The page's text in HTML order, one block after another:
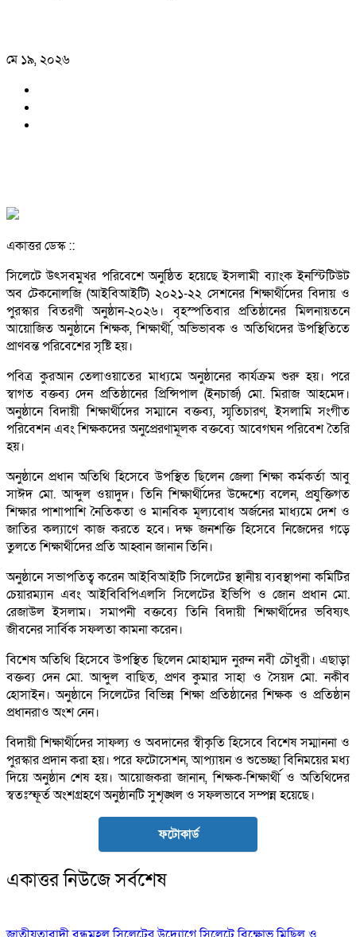
মে ১৯, ২০২৬
একাত্তর ডেস্ক ::
সিলেটে উৎসবমুখর পরিবেশে অনুষ্ঠিত হয়েছে ইসলামী ব্যাংক ইনস্টিটিউট
অব টেকনোলজি (আইবিআইটি) ২০২১-২২ সেশনের শিক্ষার্থীদের বিদায় ও
পুরস্কার বিতরণী অনুষ্ঠান-২০২৬। বৃহস্পতিবার প্রতিষ্ঠানের মিলনায়তনে
আয়োজিত অনুষ্ঠানে শিক্ষক, শিক্ষার্থী, অভিভাবক ও অতিথিদের উপস্থিতিতে
প্রাণবন্ত পরিবেশের সৃষ্টি হয়।
পবিত্র কুরআন তেলাওয়াতের মাধ্যমে অনুষ্ঠানের কার্যক্রম শুরু হয়। পরে
স্বাগত বক্তব্য দেন প্রতিষ্ঠানের প্রিন্সিপাল (ইনচার্জ) মো. মিরাজ আহমেদ।
অনুষ্ঠানে বিদায়ী শিক্ষার্থীদের সম্মানে বক্তব্য, স্মৃতিচারণ, ইসলামি সংগীত
পরিবেশন এবং শিক্ষকদের অনুপ্রেরণামূলক বক্তব্যে আবেগঘন পরিবেশ তৈরি
হয়।
অনুষ্ঠানে প্রধান অতিথি হিসেবে উপস্থিত ছিলেন জেলা শিক্ষা কর্মকর্তা আবু
সাঈদ মো. আব্দুল ওয়াদুদ। তিনি শিক্ষার্থীদের উদ্দেশ্যে বলেন, প্রযুক্তিগত
শিক্ষার পাশাপাশি নৈতিকতা ও মানবিক মূল্যবোধ অর্জনের মাধ্যমে দেশ ও
জাতির কল্যাণে কাজ করতে হবে। দক্ষ জনশক্তি হিসেবে নিজেদের গড়ে
তুলতে শিক্ষার্থীদের প্রতি আহ্বান জানান তিনি।
অনুষ্ঠানে সভাপতিত্ব করেন আইবিআইটি সিলেটের স্থানীয় ব্যবস্থাপনা কমিটির
চেয়ারম্যান এবং আইবিবিপিএলসি সিলেটের ইভিপি ও জোন প্রধান মো.
রেজাউল ইসলাম। সমাপনী বক্তব্যে তিনি বিদায়ী শিক্ষার্থীদের ভবিষ্যৎ
জীবনের সার্বিক সফলতা কামনা করেন।
বিশেষ অতিথি হিসেবে উপস্থিত ছিলেন মোহাম্মদ নুরুন নবী চৌধুরী। এছাড়া
বক্তব্য দেন মো. আব্দুল বাছিত, প্রণব কুমার সাহা ও সৈয়দ মো. নকীব
হোসাইন। অনুষ্ঠানে সিলেটের বিভিন্ন শিক্ষা প্রতিষ্ঠানের শিক্ষক ও প্রতিষ্ঠান
প্রধানরাও অংশ নেন।
বিদায়ী শিক্ষার্থীদের সাফল্য ও অবদানের স্বীকৃতি হিসেবে বিশেষ সম্মাননা ও
পুরস্কার প্রদান করা হয়। পরে ফটোসেশন, আপ্যায়ন ও শুভেচ্ছা বিনিময়ের মধ্য
দিয়ে অনুষ্ঠান শেষ হয়। আয়োজকরা জানান, শিক্ষক-শিক্ষার্থী ও অতিথিদের
স্বতঃস্ফূর্ত অংশগ্রহণে অনুষ্ঠানটি সুশৃঙ্খল ও সফলভাবে সম্পন্ন হয়েছে।
ফটোকার্ড
একাত্তর নিউজে সর্বশেষ